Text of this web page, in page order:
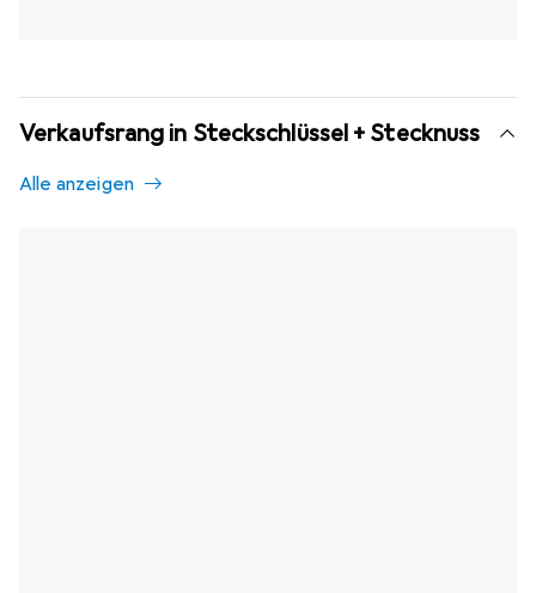
Verkaufsrang in Steckschlüssel + Stecknuss
Alle anzeigen